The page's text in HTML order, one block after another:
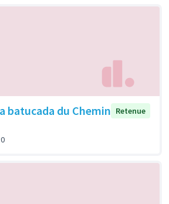
batucada du Chemin Retenue
0